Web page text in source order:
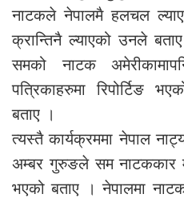
नाटकले नेपालमै हलचल
क्रान्तिनै ल्याएको उनले
समको नाटक
पत्रिकाहरुमा रिपोर्टिङ
बताए ।
त्यस्तै कार्यक्रममा नेपाल
अम्बर गुरुङले सम नाटककार
भएको बताए । नेपालमा